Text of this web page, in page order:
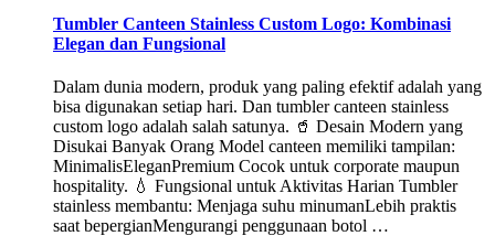
Tumbler Canteen Stainless Custom Logo: Kombinasi
Elegan dan Fungsional
Dalam dunia modern, produk yang paling efektif adalah yang
bisa digunakan setiap hari. Dan tumbler canteen stainless
custom logo adalah salah satunya. 🥤 Desain Modern yang
Disukai Banyak Orang Model canteen memiliki tampilan:
MinimalisEleganPremium Cocok untuk corporate maupun
hospitality. 💧 Fungsional untuk Aktivitas Harian Tumbler
stainless membantu: Menjaga suhu minumanLebih praktis
saat bepergianMengurangi penggunaan botol …